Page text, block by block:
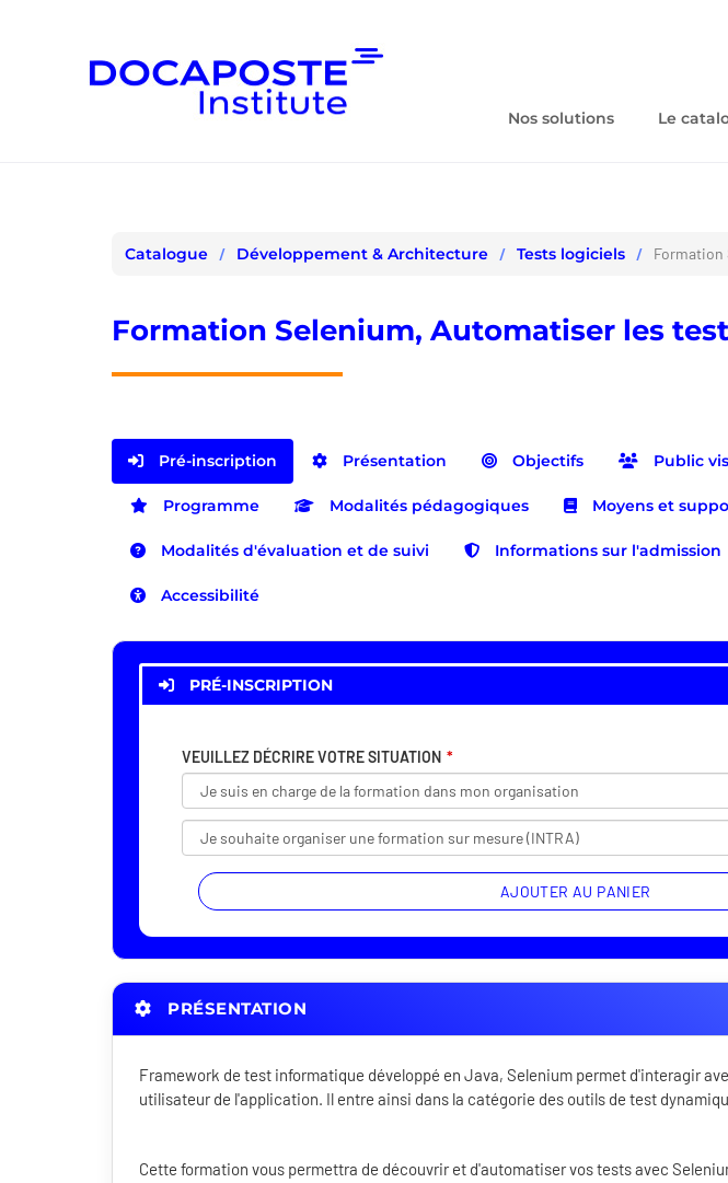
Nos solutions Le
Catalogue Développement & Architecture Tests logiciels Formation
Formation Selenium, Automatiser les
Pré-inscription Présentation Objectifs Public
Programme Modalités pédagogiques Moyens et
Modalités d'évaluation et de suivi Informations sur l'admission
Accessibilité
PRÉ-INSCRIPTION
VEUILLEZ DÉCRIRE VOTRE SITUATION
AJOUTER AU PANIER
PRÉSENTATION
Framework de test informatique développé en Java, Selenium permet d'interagir
utilisateur de l'application. Il entre ainsi dans la catégorie des outils de test
Cette formation vous permettra de découvrir et d'automatiser vos tests avec